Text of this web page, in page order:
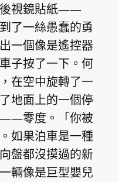
後視鏡貼紙——
了一絲愚蠢的勇
一個像是遙控器
子按了一下。何
在空中旋轉了一
地面上的一個停
——零度。「你被
如果泊車是一種
盤都沒摸過的新
輛像是巨型嬰兒